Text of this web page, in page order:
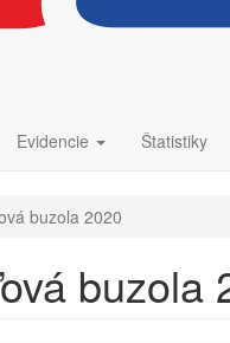
Evidencie Štatistiky
buzola 2020
buzola